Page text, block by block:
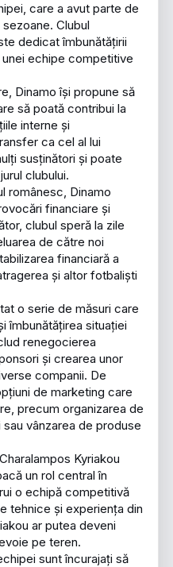
care a avut parte de
Clubul
dedicat îmbunătățirii
echipe competitive
Dinamo își propune să
să poată contribui la
interne și
ca cel al lui
susținători și poate
clubului.
românesc, Dinamo
financiare și
clubul speră la zile
de către noi
financiară a
și altor fotbaliști
o serie de măsuri care
îmbunătățirea situației
renegocierea
și crearea unor
companii. De
de marketing care
precum organizarea de
vânzarea de produse
Kyriakou
un rol central în
o echipă competitivă
tehnice și experiența din
ar putea deveni
pe teren.
sunt încurajați să